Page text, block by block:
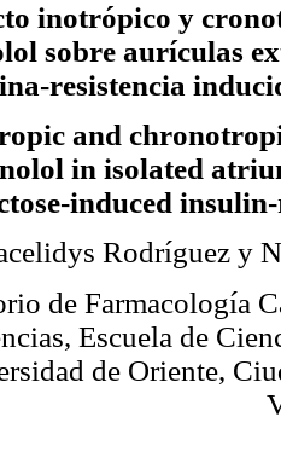
inotrópico y
sobre aurículas
resistencia
and
in isolated
induced
Rodríguez y
de Farmacología
Escuela de
de Oriente,